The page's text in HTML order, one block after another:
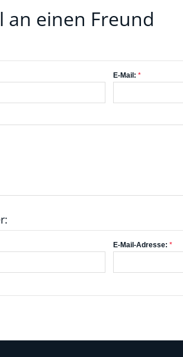
an einen Freund
E-Mail:
E-Mail-Adresse: